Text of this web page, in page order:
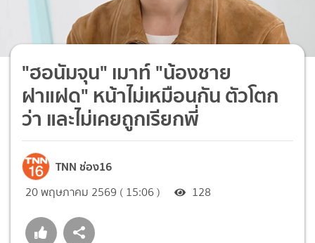
"ฮอนัมจุน" เมาท์ "น้องชาย
ฝาแฝด" หน้าไม่เหมือนกัน ตัวโตก
ว่า และไม่เคยถูกเรียกพี่
TNN ช่อง16
20 พฤษภาคม 2569 ( 15:06 ) 128